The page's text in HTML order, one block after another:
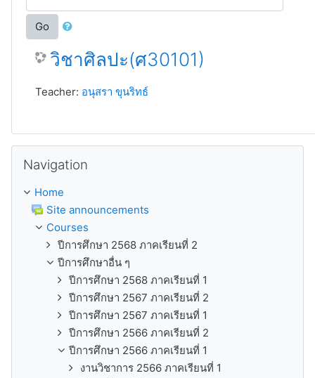
Go
วิชาศิลปะ(ศ30101)
Teacher: อนุสรา ขุนริทธ์
Navigation
Home
Site announcements
Courses
ปีการศึกษา 2568 ภาคเรียนที่ 2
ปีการศึกษาอื่น ๆ
ปีการศึกษา 2568 ภาคเรียนที่ 1
ปีการศึกษา 2567 ภาคเรียนที่ 2
ปีการศึกษา 2567 ภาคเรียนที่ 1
ปีการศึกษา 2566 ภาคเรียนที่ 2
ปีการศึกษา 2566 ภาคเรียนที่ 1
งานวิชาการ 2566 ภาคเรียนที่ 1